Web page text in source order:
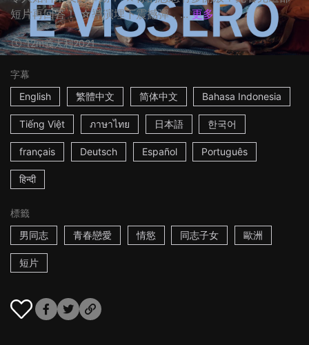
短片再回答！ ☆導演埋下震撼彈，... 更多
12m義大利2021
字幕
English
繁體中文 简体中文 Bahasa Indonesia
Tiếng Việt ภาษาไทย 日本語 한국어
français Deutsch Español Português
हिन्दी
標籤
男同志
青春戀愛 情慾 同志子女 歐洲
短片